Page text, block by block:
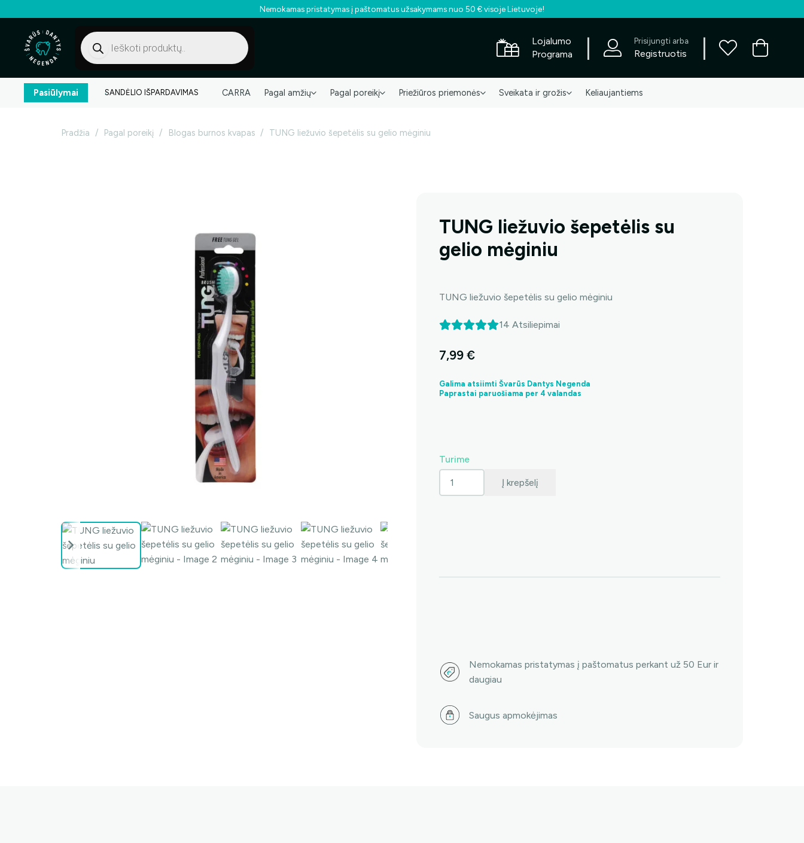
Nemokamas pristatymas į paštomatus užsakymams nuo 50 € visoje Lietuvoje!
Products
search
Lojalumo
Programa
Prisijungti arba
Registruotis
Pasiūlymai SANDĖLIO IŠPARDAVIMAS CARRA Pagal amžių Pagal poreikį Priežiūros priemonės Sveikata ir grožis Keliaujantiems
Pradžia / Pagal poreikį / Blogas burnos kvapas / TUNG liežuvio šepetėlis su gelio mėginiu
TUNG liežuvio šepetėlis su
gelio mėginiu
TUNG liežuvio šepetėlis su gelio mėginiu
14 Atsiliepimai
7,99€
Galima atsiimti Švarūs Dantys Negenda
Paprastai paruošiama per 4 valandas
Turime
mėginiu
Į krepšelį
Nemokamas pristatymas į paštomatus perkant už 50 Eur ir
daugiau
Saugus apmokėjimas